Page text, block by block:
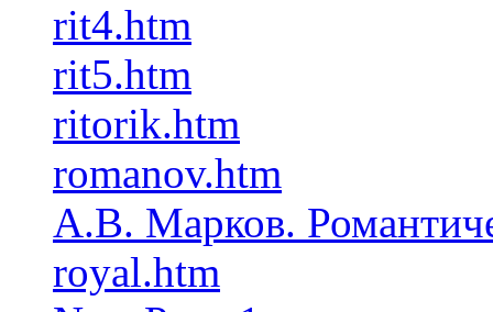
rit4.htm
rit5.htm
ritorik.htm
romanov.htm
А.В. Марков.
royal.htm